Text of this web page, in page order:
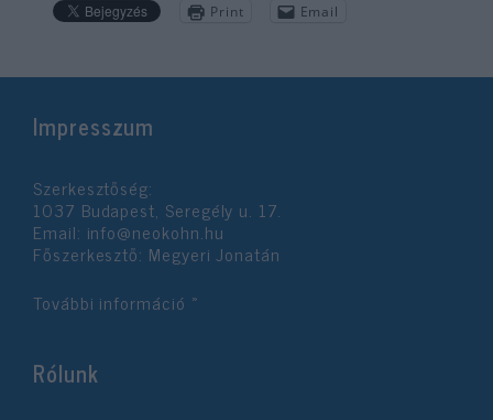
Print Email
Impresszum
Szerkesztőség:
1037 Budapest, Seregély u. 17.
Email: info@neokohn.hu
Főszerkesztő: Megyeri Jonatán
További információ »
Rólunk